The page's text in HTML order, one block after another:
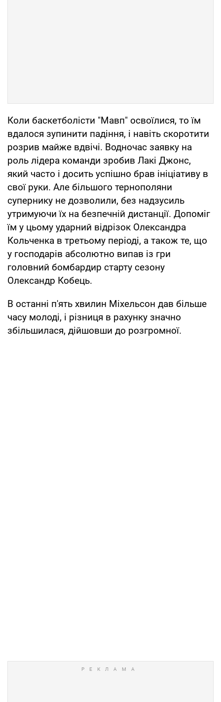
Коли баскетболісти "Мавп" освоїлися, то їм
вдалося зупинити падіння, і навіть скоротити
розрив майже вдвічі. Водночас заявку на
роль лідера команди зробив Лакі Джонс,
який часто і досить успішно брав ініціативу в
свої руки. Але більшого тернополяни
супернику не дозволили, без надзусиль
утримуючи їх на безпечнiй дистанції. Допоміг
їм у цьому ударний відрізок Олександра
Кольченка в третьому періоді, а також те, що
у господарів абсолютно випав із гри
головний бомбардир старту сезону
Олександр Кобець.
В останні п'ять хвилин Міхельсон дав більше
часу молоді, і різниця в рахунку значно
збільшилася, дійшовши до розгромної.